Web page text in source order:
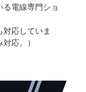
電線専門ショ
応していま
応。）